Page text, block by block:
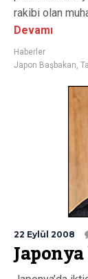
rakibi olan
Devamı
Haberler
Japon Başbakan
22 Eylül 2008